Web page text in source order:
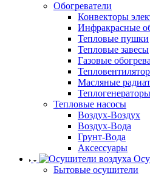
Обогреватели
Конвекторы
Инфракрасные
Тепловые пушки
Тепловые завесы
Газовые
Масляные
Теплогенераторы
Тепловые насосы
Воздух-Воздух
Воздух-Вода
Грунт-Вода
Аксессуары
Бытовые осушители